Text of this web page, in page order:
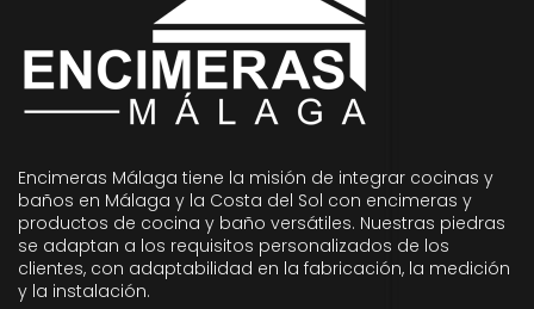
Encimeras Málaga tiene la misión de integrar cocinas y
baños en Málaga y la Costa del Sol con encimeras y
productos de cocina y baño versátiles. Nuestras piedras
se adaptan a los requisitos personalizados de los
clientes, con adaptabilidad en la fabricación, la medición
y la instalación.